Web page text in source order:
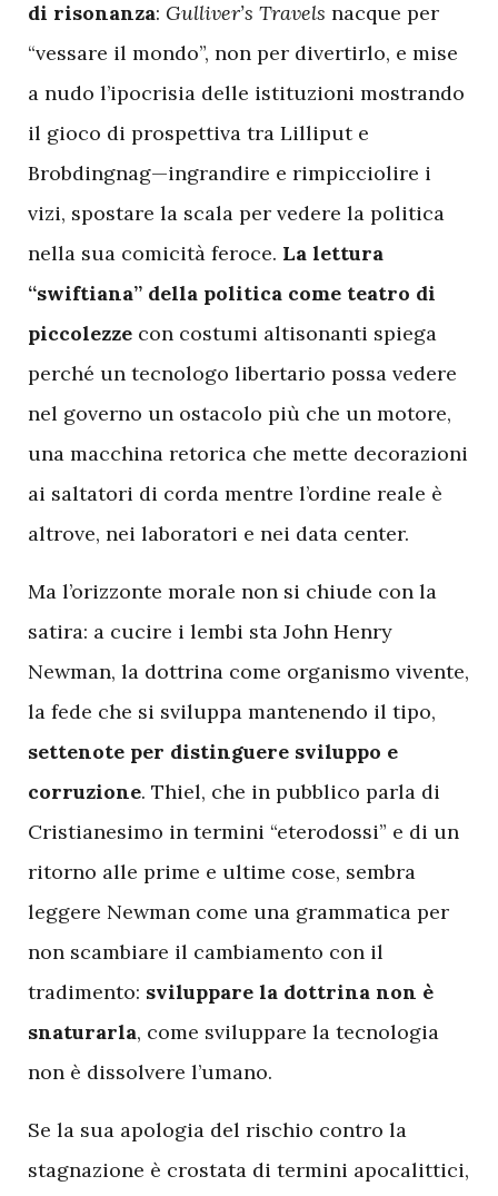
di risonanza: Gulliver’s Travels nacque per
“vessare il mondo”, non per divertirlo, e mise
a nudo l’ipocrisia delle istituzioni mostrando
il gioco di prospettiva tra Lilliput e
Brobdingnag—ingrandire e rimpicciolire i
vizi, spostare la scala per vedere la politica
nella sua comicità feroce. La lettura
“swiftiana” della politica come teatro di
piccolezze con costumi altisonanti spiega
perché un tecnologo libertario possa vedere
nel governo un ostacolo più che un motore,
una macchina retorica che mette decorazioni
ai saltatori di corda mentre l’ordine reale è
altrove, nei laboratori e nei data center.
Ma l’orizzonte morale non si chiude con la
satira: a cucire i lembi sta John Henry
Newman, la dottrina come organismo vivente,
la fede che si sviluppa mantenendo il tipo,
settenote per distinguere sviluppo e
corruzione. Thiel, che in pubblico parla di
Cristianesimo in termini “eterodossi” e di un
ritorno alle prime e ultime cose, sembra
leggere Newman come una grammatica per
non scambiare il cambiamento con il
tradimento: sviluppare la dottrina non è
snaturarla, come sviluppare la tecnologia
non è dissolvere l’umano.
Se la sua apologia del rischio contro la
stagnazione è crostata di termini apocalittici,